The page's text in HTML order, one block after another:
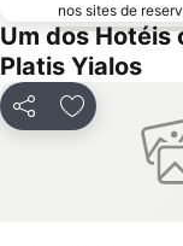
nos sites de
Um dos Hotéis
Platis Yialos
PartilharAdicionar